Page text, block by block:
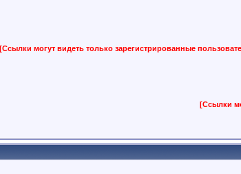
[Ссылки могут видеть только зарегистрированные
[Ссылки